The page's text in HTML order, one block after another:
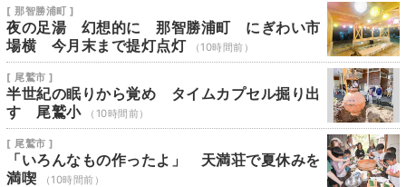
[ 那智勝浦町 ]
夜の足湯 幻想的に 那智勝浦町 にぎわい市
場横 今月末まで提灯点灯
（10時間前）
[ 尾鷲市 ]
半世紀の眠りから覚め タイムカプセル掘り出
す 尾鷲小
（10時間前）
[ 尾鷲市 ]
「いろんなもの作ったよ」 天満荘で夏休みを
満喫
（10時間前）